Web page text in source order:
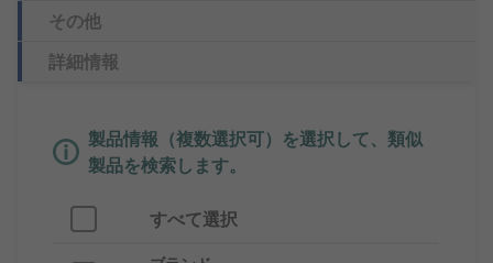
その他
詳細情報
製品情報（複数選択可）を選択して、類似
製品を検索します。
すべて選択